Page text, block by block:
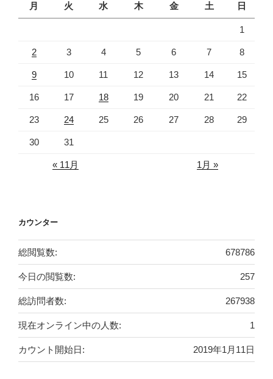
月
火 水 木 金 土 日
1
2 3 4 5 6 7 8
9 10 11 12 13 14 15
16 17 18 19 20 21 22
23 24 25 26 27 28 29
30 31
« 11月 1月 »
カウンター
678786
総閲覧数:
257
今日の閲覧数:
267938
総訪問者数:
1
現在オンライン中の人数:
2019年1月11日
カウント開始日: